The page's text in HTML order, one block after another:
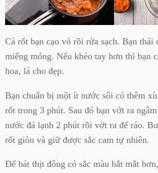
Cà rốt bạn cạo vỏ rồi rửa sạch. Bạn thái
miếng mỏng. Nếu khéo tay hơn thì bạn
hoa, lá cho đẹp.
Bạn chuẩn bị một ít nước sôi có thêm
rốt trong 3 phút. Sau đó bạn vớt ra
nước đá lạnh 2 phút rồi vớt ra để ráo.
rốt giòn và giữ được sắc cam tự nhiên.
Để bát thịt đông có sắc màu bắt mắt